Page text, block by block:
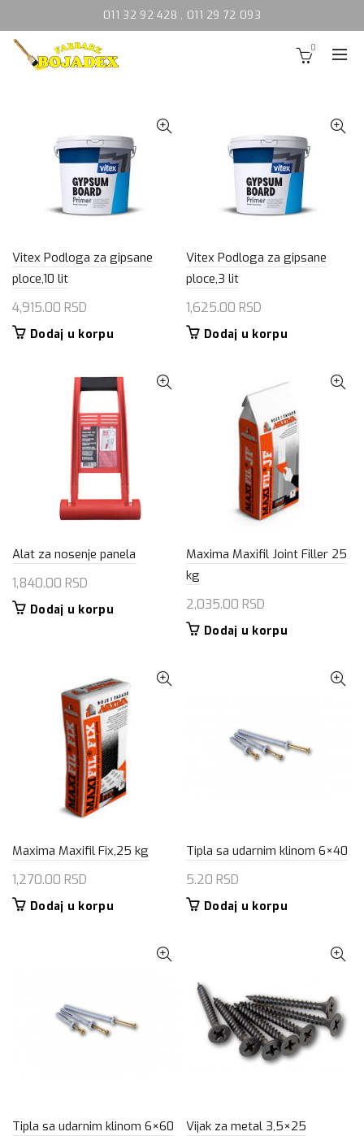
011 32 92 428 , 011 29 72 093
0
Vitex Podloga za gipsane
ploce,10 lit
4,915.00 RSD
Dodaj u korpu
Vitex Podloga za gipsane
ploce,3 lit
1,625.00 RSD
Dodaj u korpu
Alat za nosenje panela
1,840.00 RSD
Dodaj u korpu
Maxima Maxifil Joint Filler 25
kg
2,035.00 RSD
Dodaj u korpu
Maxima Maxifil Fix,25 kg
1,270.00 RSD
Dodaj u korpu
Tipla sa udarnim klinom 6×40
5.20 RSD
Dodaj u korpu
Tipla sa udarnim klinom 6×60
Vijak za metal 3,5×25